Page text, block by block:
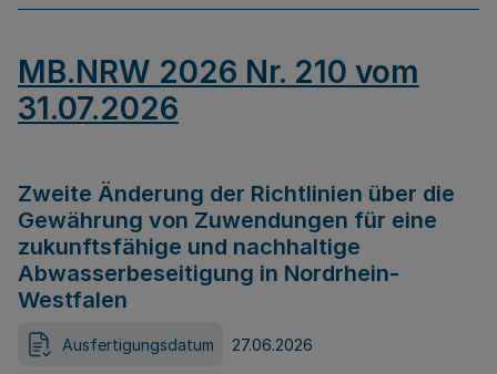
MB.NRW 2026 Nr. 210 vom
31.07.2026
Zweite Änderung der Richtlinien über die
Gewährung von Zuwendungen für eine
zukunftsfähige und nachhaltige
Abwasserbeseitigung in Nordrhein-
Westfalen
Ausfertigungsdatum 27.06.2026